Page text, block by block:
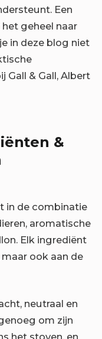
Een
geheel naar
in deze blog niet
Gall & Gall, Albert
&
in de combinatie
aromatische
Elk ingrediënt
ook aan de
neutraal en
om zijn